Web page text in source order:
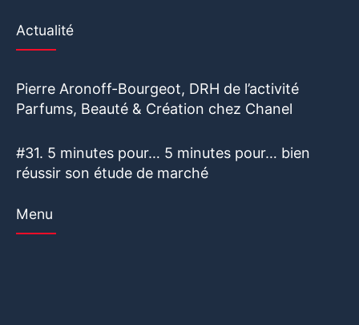
Actualité
Pierre Aronoff-Bourgeot, DRH de l’activité
Parfums, Beauté & Création chez Chanel
#31. 5 minutes pour… 5 minutes pour… bien
réussir son étude de marché
Menu